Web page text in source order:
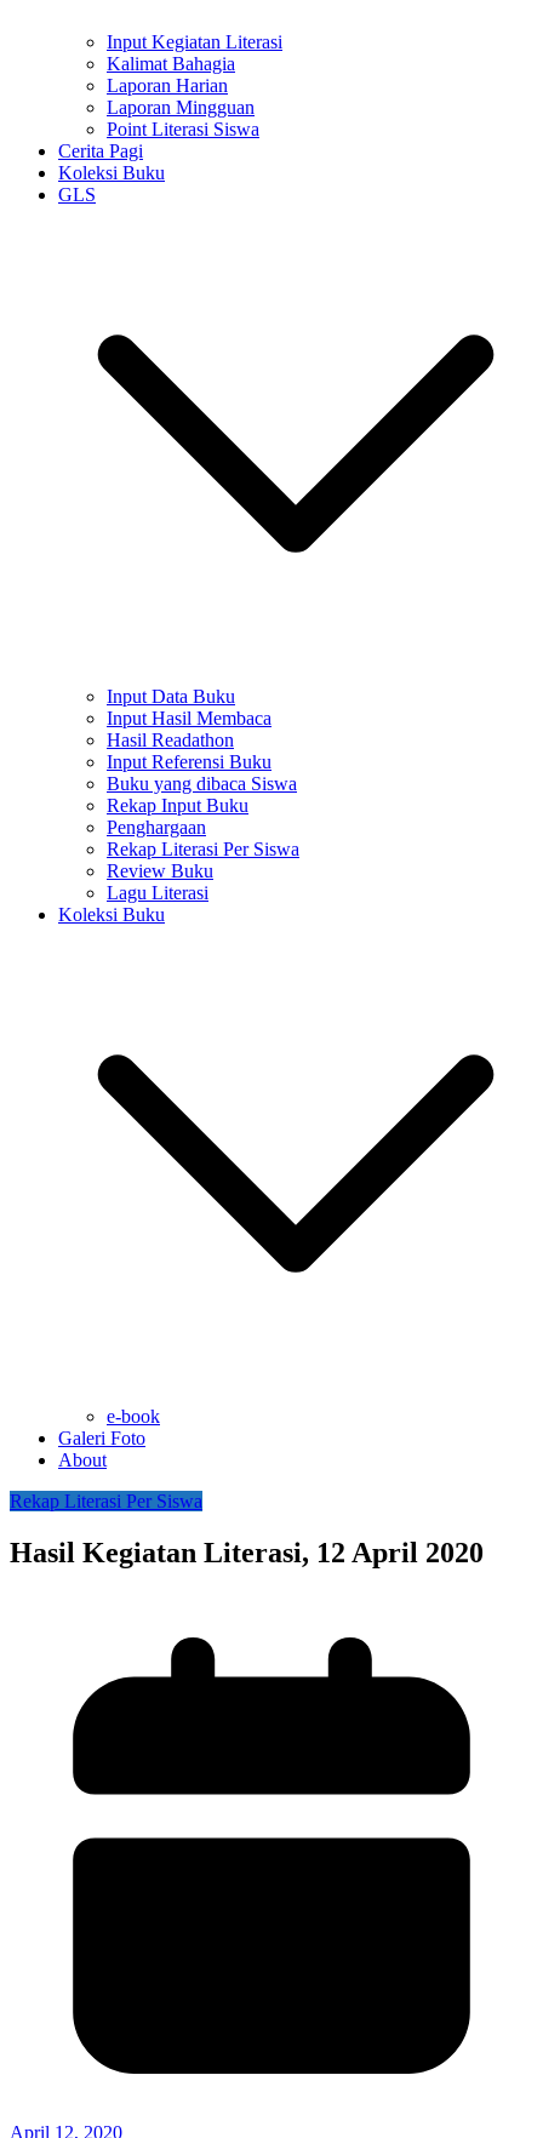
Input Kegiatan Literasi
Kalimat Bahagia
Laporan Harian
Laporan Mingguan
Point Literasi Siswa
Cerita Pagi
Koleksi Buku
GLS
Input Data Buku
Input Hasil Membaca
Hasil Readathon
Input Referensi Buku
Buku yang dibaca Siswa
Rekap Input Buku
Penghargaan
Rekap Literasi Per Siswa
Review Buku
Lagu Literasi
Koleksi Buku
e-book
Galeri Foto
About
Rekap Literasi Per Siswa
Hasil Kegiatan Literasi, 12 April 2020
April 12, 2020